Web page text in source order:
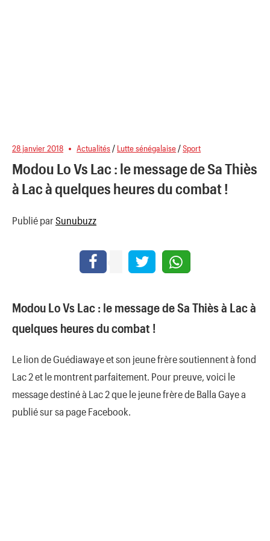
28 janvier 2018 Actualités / Lutte sénégalaise /Sport
Modou Lo Vs Lac : le message de Sa Thiès
à Lac à quelques heures du combat !
Publié par Sunubuzz
Modou Lo Vs Lac : le message de Sa Thiès à Lac à
quelques heures du combat !
Le lion de Guédiawaye et son jeune frère soutiennent à fond
Lac 2 et le montrent parfaitement. Pour preuve, voici le
message destiné à Lac 2 que le jeune frère de Balla Gaye a
publié sur sa page Facebook.